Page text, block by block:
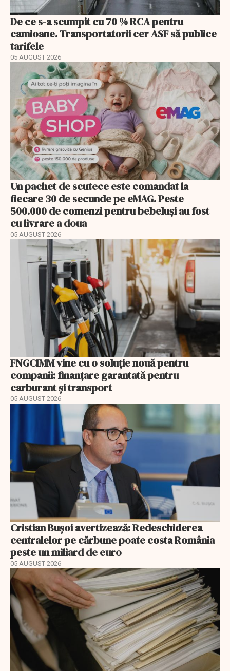
De ce s-a scumpit cu 70 % RCA pentru
camioane. Transportatorii cer ASF să publice
tarifele
05 AUGUST 2026
Un pachet de scutece este comandat la
fiecare 30 de secunde pe eMAG. Peste
500.000 de comenzi pentru bebeluși au fost
cu livrare a doua
05 AUGUST 2026
FNGCIMM vine cu o soluție nouă pentru
companii: finanțare garantată pentru
carburant și transport
05 AUGUST 2026
Cristian Bușoi avertizează: Redeschiderea
centralelor pe cărbune poate costa România
peste un miliard de euro
05 AUGUST 2026